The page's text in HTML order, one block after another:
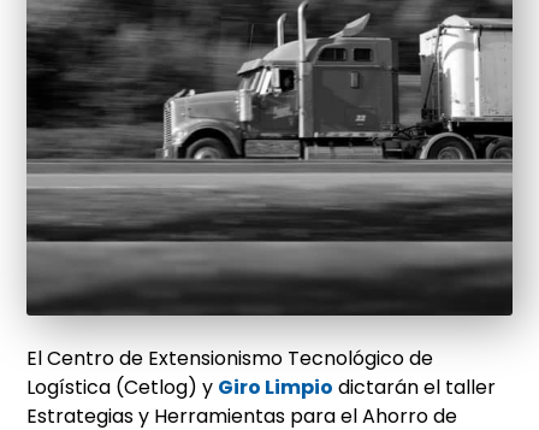
El Centro de Extensionismo Tecnológico de
Logística (Cetlog) y Giro Limpio dictarán el taller
Estrategias y Herramientas para el Ahorro de